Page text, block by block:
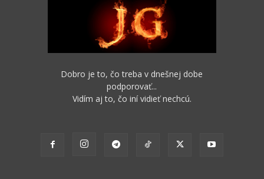
Dobro je to, čo treba v dnešnej dobe
podporovať...
Vidím aj to, čo iní vidieť nechcú.